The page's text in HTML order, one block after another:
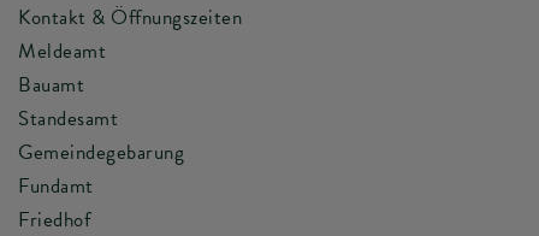
Kontakt & Öffnungszeiten
Meldeamt
Bauamt
Standesamt
Gemeindegebarung
Fundamt
Friedhof